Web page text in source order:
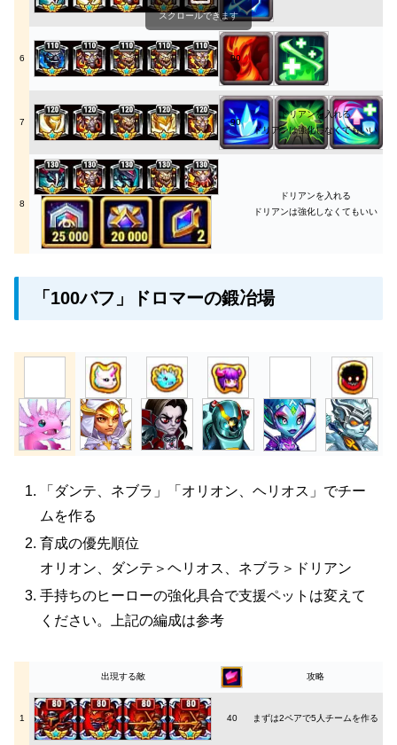
6 90
7 90
ドリアンを入れる
ドリアンは強化しなくてもいい
8
ドリアンを入れる
ドリアンは強化しなくてもいい
スクロールできます
「100バフ」ドロマーの鍛冶場
「ダンテ、ネブラ」「オリオン、ヘリオス」でチー
ムを作る
育成の優先順位
オリオン、ダンテ＞ヘリオス、ネブラ＞ドリアン
手持ちのヒーローの強化具合で支援ペットは変えて
ください。上記の編成は参考
出現する敵 攻略
1 40 まずは2ペアで5人チームを作る